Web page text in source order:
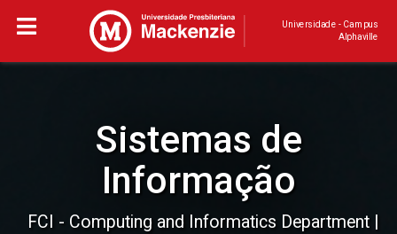
Universidade - Campus
Alphaville
Sistemas de
Informação
FCI - Computing and Informatics Department